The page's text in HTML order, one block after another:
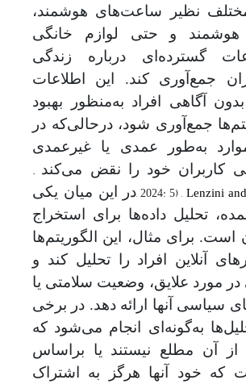
نظیر ساعت‌های هوشمند،
هوشمند و حتی لوازم خانگی
گسترده‌ای درباره زندگی
جمع‌آوری کند. این اطلاعات
آگاهی افراد به‌منظور بهبود
جمع‌آوری شود، در حالیکه در
به‌طور عمدی یا غیرعمدی
کاربران خود را نقض می‌کند .
, Lenzini
, 2024: 5)در این میان یکی
تحلیل داده‌ها برای استخراج
است. برای مثال، این الگوریتم‌ها
آنلاین افراد را تحلیل کند و
در مورد علایق، وضعیت سلامتی یا
سیاسی آنها ارائه دهد. در برخی
به‌گونه‌ای انجام می‌شود که
از آن مطلع نیستند یا براساس
که خود آنها هرگز به اشتراک